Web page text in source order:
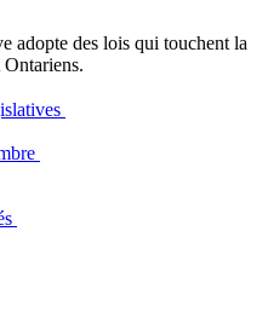
adopte des lois qui touchent la